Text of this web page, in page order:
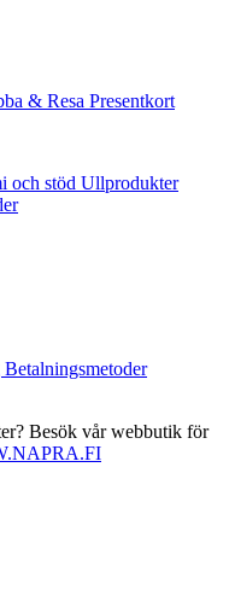
& Resa Presentkort
och stöd Ullprodukter
Betalningsmetoder
Besök vår webbutik för